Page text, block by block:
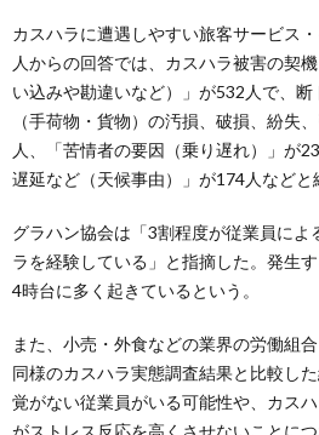
カスハラに遭遇しやすい旅客サービス
人からの回答では、カスハラ被害の契
い込みや勘違いなど）」が532人で、
（手荷物・貨物）の汚損、破損、紛失
人、「苦情者の要因（乗り遅れ）」が
遅延など（天候事由）」が174人などと
グラハン協会は「3割程度が従業員によ
ラを経験している」と指摘した。発生
4時台に多く起きているという。
また、小売・外食などの業界の労働組
同様のカスハラ実態調査結果と比較し
覚がない従業員がいる可能性や、カス
がストレス反応を高くさせないことに